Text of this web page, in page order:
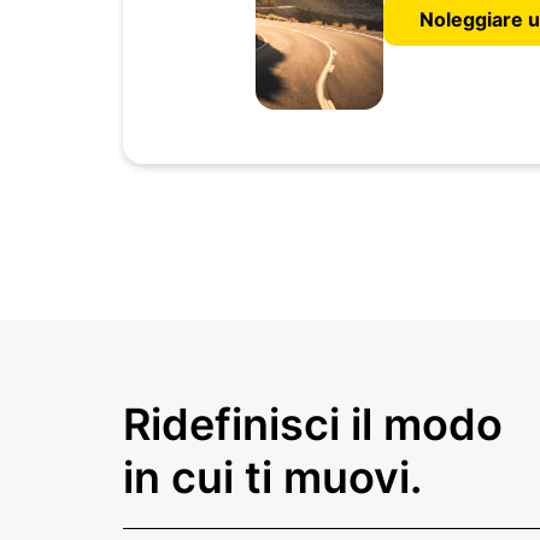
Noleggiare
Ridefinisci il modo
in cui ti muovi.